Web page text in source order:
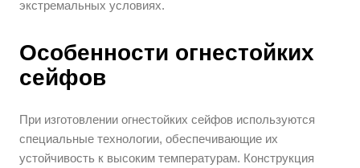
экстремальных условиях.
Особенности огнестойких
сейфов
При изготовлении огнестойких сейфов используются
специальные технологии, обеспечивающие их
устойчивость к высоким температурам. Конструкция